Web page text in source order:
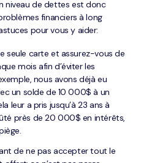
niveau de dettes est donc
financiers à long
pour vous y aider:
seule carte et assurez-vous de
mois afin d’éviter les
nous avons déjà eu
un solde de 10 000$ à un
leur a pris jusqu’à 23 ans à
près de 20 000$ en intérêts,
de ne pas accepter tout le